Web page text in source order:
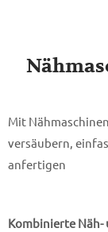
Mit
versäubern,
anfertigen
Kombinierte Näh-